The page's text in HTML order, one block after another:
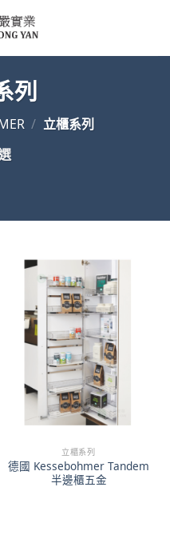
列
/ 立櫃系列
立櫃系列
德國 Kessebohmer Tandem
半邊櫃五金